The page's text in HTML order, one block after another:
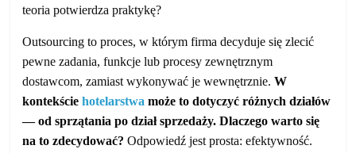
teoria potwierdza praktykę?
Outsourcing to proces, w którym firma decyduje się zlecić
pewne zadania, funkcje lub procesy zewnętrznym
dostawcom, zamiast wykonywać je wewnętrznie.W
kontekściehotelarstwa może to dotyczyć różnych działów
— od sprzątania po dział sprzedaży. Dlaczego warto się
na to zdecydować?Odpowiedź jest prosta: efektywność.